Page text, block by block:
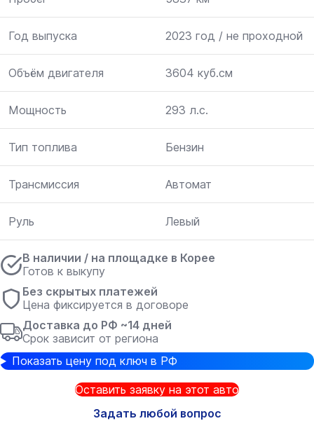
Год выпуска 2023 год / не проходной
Объём двигателя 3604 куб.см
Мощность 293 л.с.
Тип топлива Бензин
Трансмиссия Автомат
Руль Левый
В наличии / на площадке в Корее
Готов к выкупу
Без скрытых платежей
Цена фиксируется в договоре
Доставка до РФ ~14 дней
Срок зависит от региона
Показать цену под ключ в РФ
Оставить заявку на этот авто
Задать любой вопрос